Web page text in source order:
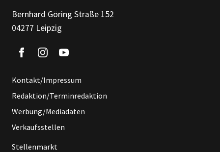
Bernhard Göring Straße 152
04277 Leipzig
Kontakt/Impressum
Redaktion/Terminredaktion
Werbung/Mediadaten
Verkaufsstellen
Stellenmarkt